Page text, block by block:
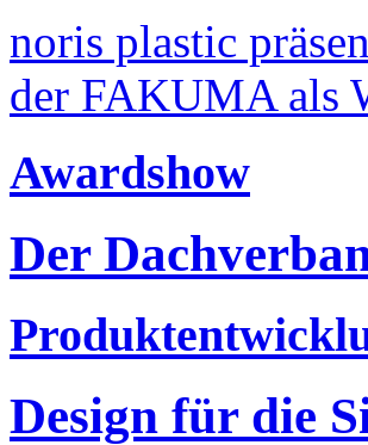
noris plastic
der FAKUMA als
Awardshow
Der
Design für die